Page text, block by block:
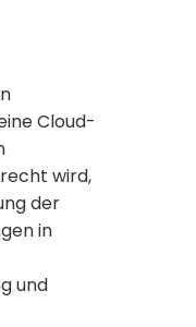
Cloud-
wird,
der
in
und